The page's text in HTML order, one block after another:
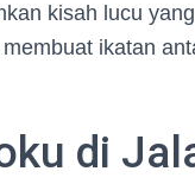
kisah lucu
ikatan
di